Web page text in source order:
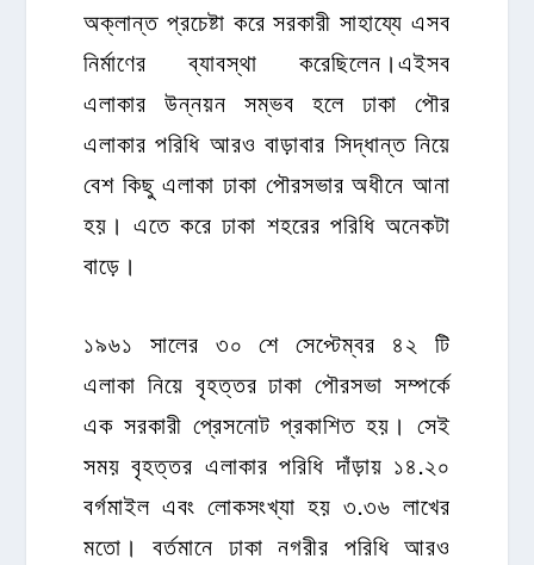
অক্লান্ত প্রচেষ্টা করে সরকারী সাহায্যে এসব
নির্মাণের ব্যাবস্থা করেছিলেন।এইসব
এলাকার উন্নয়ন সম্ভব হলে ঢাকা পৌর
এলাকার পরিধি আরও বাড়াবার সিদ্ধান্ত নিয়ে
বেশ কিছু এলাকা ঢাকা পৌরসভার অধীনে আনা
হয়। এতে করে ঢাকা শহরের পরিধি অনেকটা
বাড়ে।
১৯৬১ সালের ৩০ শে সেপ্টেম্বর ৪২ টি
এলাকা নিয়ে বৃহত্তর ঢাকা পৌরসভা সম্পর্কে
এক সরকারী প্রেসনোট প্রকাশিত হয়। সেই
সময় বৃহত্তর এলাকার পরিধি দাঁড়ায় ১৪.২০
বর্গমাইল এবং লোকসংখ্যা হয় ৩.৩৬ লাখের
মতো। বর্তমানে ঢাকা নগরীর পরিধি আরও